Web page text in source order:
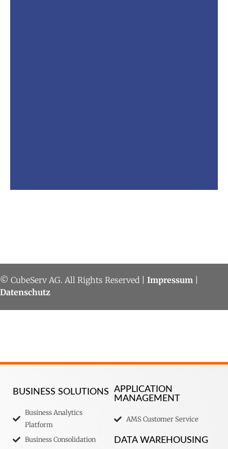
© CubeServ AG. All Rights Reserved | Impressum
Datenschutz
BUSINESS SOLUTIONS
Business Analytics
Platform
Business Consolidation
APPLICATION
MANAGEMENT
AMS Customer Service
DATA WAREHOUSING